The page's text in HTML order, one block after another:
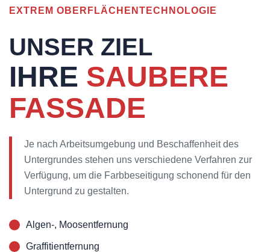
durch Anti-Graffiti-Schutzbeschichtungen dafür, dass Ihre
Fassadenreinigung, Beseitigung von Brandschäden und
zu unseren Leistungen.
Anfrage
EXTREM OBERFLÄCHENTECHNOLOGIE
UNSER ZIEL
IHRE SAUBERE
FASSADE
Je nach Arbeitsumgebung und Beschaffenheit des
Untergrundes stehen uns verschiedene Verfahren zur
Verfügung, um die Farbbeseitigung schonend für den
Untergrund zu gestalten.
Algen-, Moosentfernung
Graffitientfernung